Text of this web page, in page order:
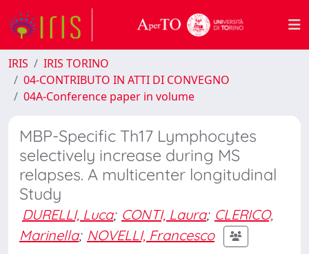
IRIS
IRIS TORINO
04-CONTRIBUTO IN ATTI DI CONVEGNO
04A-Conference paper in volume
MBP-Specific Th17 Lymphocytes
selectively increase during MS
relapses. A multicenter longitudinal
Study
DURELLI, Luca; CONTI, Laura; CLERICO,
Marinella; NOVELLI, Francesco